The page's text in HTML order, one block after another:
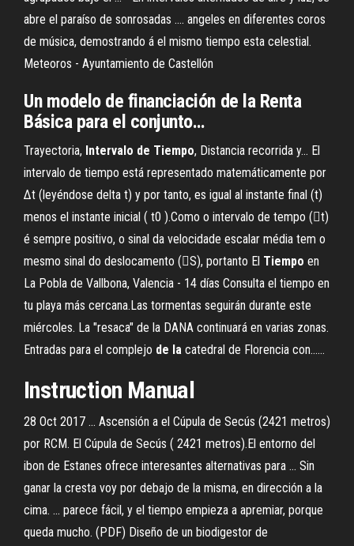
abre el paraíso de sonrosadas .... angeles en diferentes coros
de música, demostrando á el mismo tiempo esta celestial.
Meteoros - Ayuntamiento de Castellón
Un modelo de financiación de laRenta
Básica parael conjunto…
Trayectoria, Intervalo de Tiempo, Distancia recorrida y… El
intervalo de tiempo está representado matemáticamente por
Δt (leyéndose delta t) y por tanto, es igual al instante final (t)
menos el instante inicial ( t0 ).Como o intervalo de tempo (t)
é sempre positivo, o sinal da velocidade escalar média tem o
mesmo sinal do deslocamento (S), portanto El Tiempo en
La Pobla de Vallbona, Valencia - 14 días Consulta el tiempo en
tu playa más cercana.Las tormentas seguirán durante este
miércoles. La "resaca" de la DANA continuará en varias zonas.
Entradas para el complejo de la catedral de Florencia con...…
Instruction Manual
28 Oct 2017 ... Ascensión a el Cúpula de Secús (2421 metros)
por RCM. El Cúpula de Secús ( 2421 metros).El entorno del
ibon de Estanes ofrece interesantes alternativas para ... Sin
ganar la cresta voy por debajo de la misma, en dirección a la
cima. ... parece fácil, y el tiempo empieza a apremiar, porque
queda mucho. (PDF) Diseño de un biodigestor de